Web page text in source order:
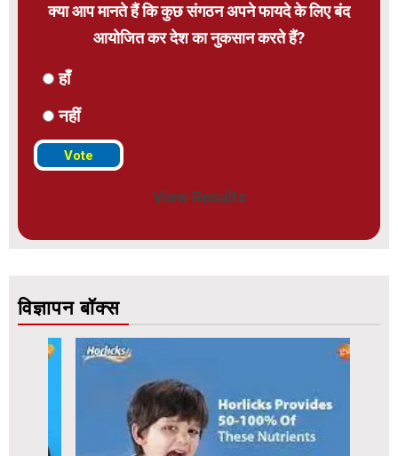
क्या आप मानते हैं कि कुछ संगठन अपने फायदे के लिए बंद
आयोजित कर देश का नुकसान करते हैं?
हाँ
नहीं
View Results
विज्ञापन बॉक्स